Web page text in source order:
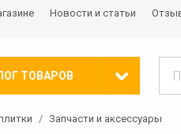
Новости и статьи
ТОВАРОВ
Запчасти и аксессуары